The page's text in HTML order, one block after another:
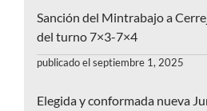
Sanción del Mintrabajo a
del turno 7×3-7×4
publicado el septiembre 1, 2025
Elegida y conformada nueva